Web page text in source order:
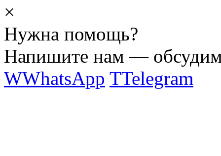
×
Нужна помощь?
Напишите нам —
WWhatsApp TTelegram